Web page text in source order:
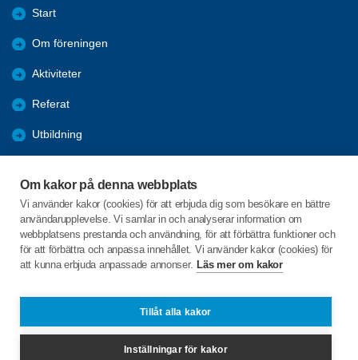
Om kakor på denna webbplats
Vi använder kakor (cookies) för att erbjuda dig som besökare en bättre
användarupplevelse. Vi samlar in och analyserar information om
webbplatsens prestanda och användning, för att förbättra funktioner och
för att förbättra och anpassa innehållet. Vi använder kakor (cookies) för
att kunna erbjuda anpassade annonser. Läs mer om kakor
Tillåt alla kakor
Inställningar för kakor
Start
Om föreningen
Aktiviteter
Referat
Utbildning
Bli medlem
Mötesplatser
C/o:Sven-Olof Nydahl